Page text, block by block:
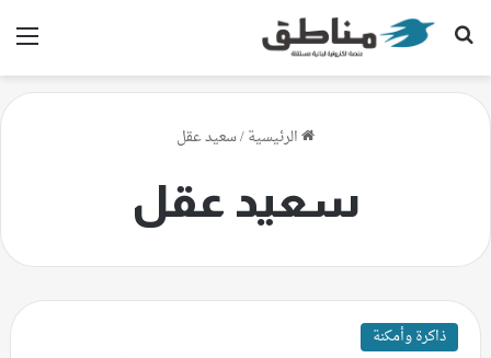
بحث عن
الرئيسية/سعيد عقل
سعيد عقل
ذاكرة وأمكنة